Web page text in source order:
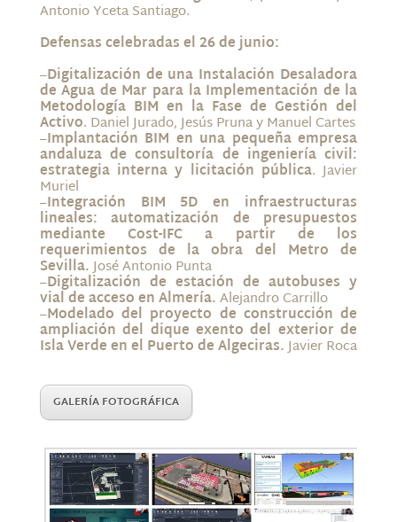
Antonio Yceta Santiago.
Defensas celebradas el 26 de junio:
–Digitalización de una Instalación Desaladora
de Agua de Mar para la Implementación de la
Metodología BIM en la Fase de Gestión del
Activo. Daniel Jurado, Jesús Pruna y Manuel Cartes
–Implantación BIM en una pequeña empresa
andaluza de consultoría de ingeniería civil:
estrategia interna y licitación pública. Javier
Muriel
–Integración BIM 5D en infraestructuras
lineales: automatización de presupuestos
mediante Cost-IFC a partir de los
requerimientos de la obra del Metro de
Sevilla.José Antonio Punta
–Digitalización de estación de autobuses y
vial de acceso en Almería.Alejandro Carrillo
–Modelado del proyecto de construcción de
ampliación del dique exento del exterior de
Isla Verde en el Puerto de Algeciras.Javier Roca
GALERÍA FOTOGRÁFICA